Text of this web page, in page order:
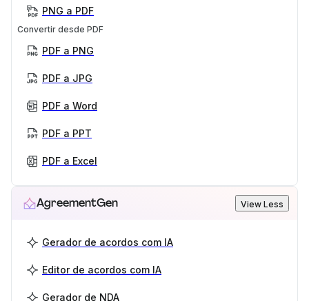
PNG a PDF
Convertir desde PDF
PDF a PNG
PDF a JPG
PDF a Word
PDF a PPT
PDF a Excel
AgreementGen View Less
Gerador de acordos com IA
Editor de acordos com IA
Gerador de NDA